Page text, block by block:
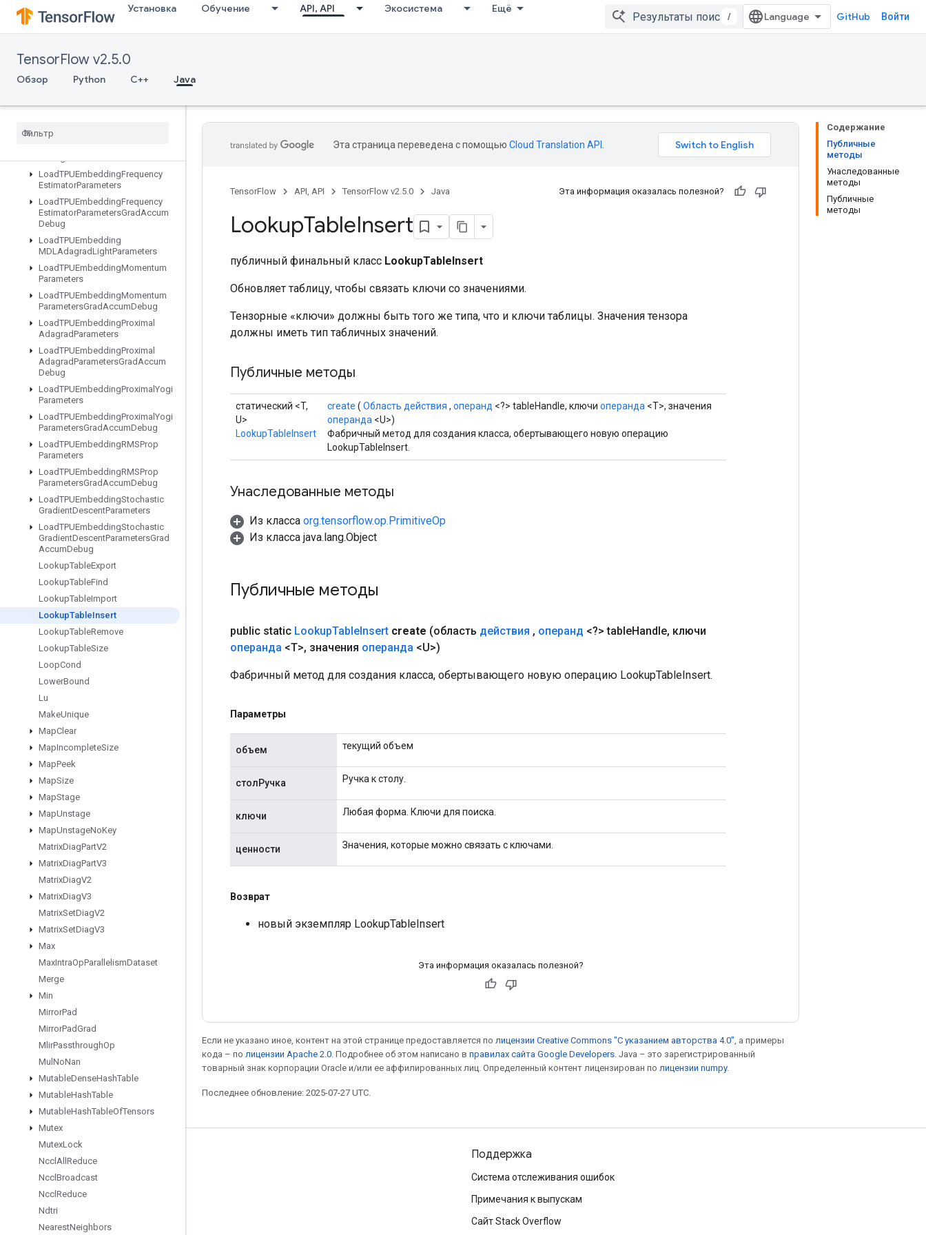
Установка Обучение API, API Экосистема Ещё
/ GitHub Войти
TensorFlow v2.5.0
Обзор Python C++ Java
LoadTPUEmbeddingADAMParametersGradAccumDebug
LoadTPUEmbeddingAdadeltaParameters
LoadTPUEmbeddingAdagradParameters
LoadTPUEmbeddingAdagradParametersGradAccumDebug
LoadTPUEmbedding
Load
LoadTPUEmbeddingFrequency
EstimatorParameters
LoadTPUEmbeddingFrequency
EstimatorParametersGradAccum
Debug
LoadTPUEmbedding
MDLAdagradLightParameters
LoadTPUEmbeddingMomentum
Parameters
LoadTPUEmbeddingMomentum
ParametersGradAccumDebug
LoadTPUEmbeddingProximal
AdagradParameters
LoadTPUEmbeddingProximal
AdagradParametersGradAccum
Debug
LoadTPUEmbeddingProximal Yogi
Parameters
LoadTPUEmbeddingProximal Yogi
ParametersGradAccumDebug
LoadTPUEmbeddingRMSProp
Parameters
LoadTPUEmbeddingRMSProp
ParametersGradAccumDebug
LoadTPUEmbeddingStochastic
GradientDescentParameters
LoadTPUEmbeddingStochastic
GradientDescentParametersGrad
AccumDebug
LookupTableExport
LookupTableFind
LookupTableImport
LookupTableInsert
LookupTableRemove
LookupTableSize
LoopCond
LowerBound
Lu
MakeUnique
MapClear
MapIncompleteSize
MapPeek
MapSize
MapStage
MapUnstage
MapUnstageNoKey
MatrixDiagPartV2
MatrixDiagPartV3
MatrixDiagV2
MatrixDiagV3
MatrixSetDiagV2
MatrixSetDiagV3
Max
MaxIntraOpParallelismDataset
Merge
Min
MirrorPad
MirrorPadGrad
MlirPassthroughOp
Mul NoNan
MutableDenseHashTable
MutableHashTable
MutableHashTableOfTensors
Mutex
MutexLock
Nccl All Reduce
Nccl Broadcast
Nccl Reduce
Ndtri
NearestNeighbors
Содержание
Публичные
методы
Унаследованные
методы
Публичные
методы
Эта страница переведена с помощью Cloud Translation API
TensorFlow API, API TensorFlow v2.5.0 Java Эта информация оказалась полезной?
LookupTableInsert
публичный финальный класс LookupTableInsert
Обновляет таблицу, чтобы связать ключи со значениями.
Тензорные «ключи» должны быть того же типа, что и ключи таблицы. Значения тензора
должны иметь тип табличных значений.
Публичные методы
статический <T,
U>
LookupTableInsert
create ( Область действия , операнд <?> tableHandle, ключи операнда <T>, значения
операнда <U>)
Фабричный метод для создания класса, обертывающего новую операцию
LookupTableInsert.
Унаследованные методы
Из класса org.tensorflow.op.PrimitiveOp
Из класса java.lang.Object
Публичные методы
public static LookupTableInsert create (область действия , операнд <?> tableHandle, ключи
операнда <T>, значения операнда <U>)
Фабричный метод для создания класса, обертывающего новую операцию LookupTableInsert.
Параметры
объем текущий объем
столРучка Ручка к столу.
ключи Любая форма. Ключи для поиска.
ценности Значения, которые можно связать с ключами.
Возврат
новый экземпляр LookupTableInsert
Эта информация оказалась полезной?
Если не указано иное, контент на этой странице предоставляется по лицензии Creative Commons "С указанием авторства 4.0" , а примеры
кода – по лицензии Apache 2.0 . Подробнее об этом написано в правилах сайта Google Developers . Java – это зарегистрированный
товарный знак корпорации Oracle и/или ее аффилированных лиц. Определенный контент лицензирован по лицензии numpy.
Последнее обновление: 2025-07-27 UTC.
Мы в социальных сетях
Форум
Поддержка
Система отслеживания ошибок
Примечания к выпускам
Сайт Stack Overflow